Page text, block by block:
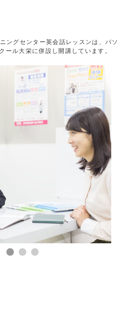
ングセンター英会話レッスンは、パソ
ール大栄に併設し開講しています。